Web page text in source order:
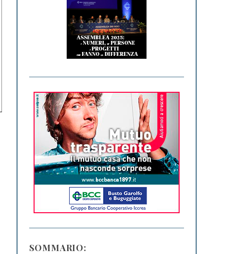
SOMMARIO: